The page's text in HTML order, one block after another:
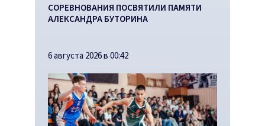
СОРЕВНОВАНИЯ ПОСВЯТИЛИ ПАМЯТИ
АЛЕКСАНДРА БУТОРИНА
6 августа 2026 в 00:42